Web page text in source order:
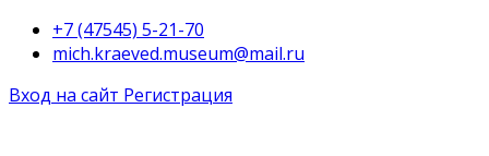
+7 (47545) 5-21-70
mich.kraeved.museum@mail.ru
Вход на сайт Регистрация